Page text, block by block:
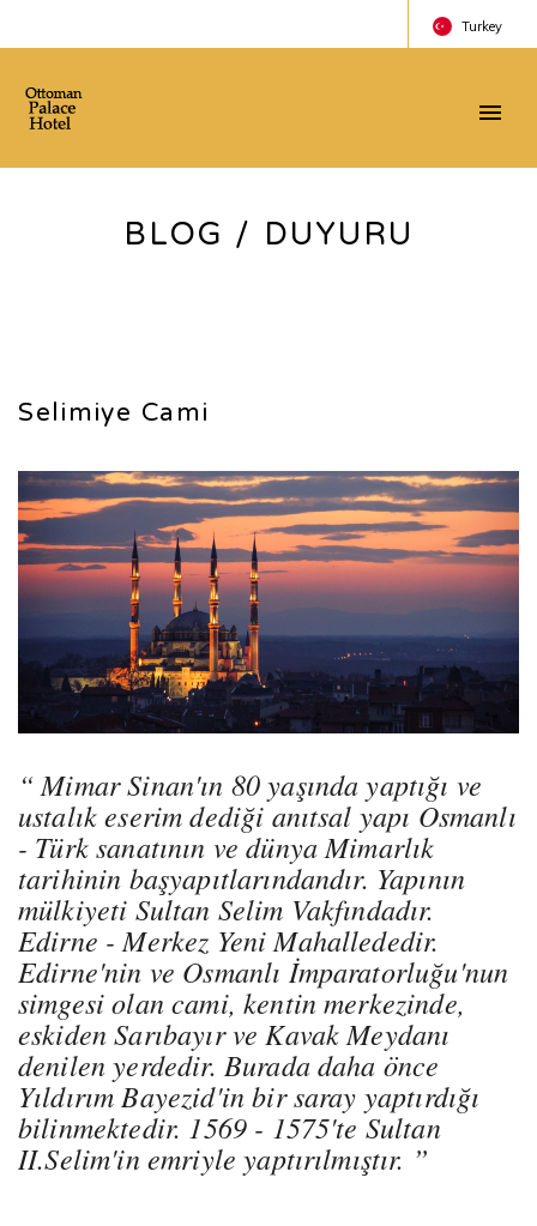
Turkey
BLOG / DUYURU
Selimiye Cami
“ Mimar Sinan'ın 80 yaşında yaptığı ve
ustalık eserim dediği anıtsal yapı Osmanlı
- Türk sanatının ve dünya Mimarlık
tarihinin başyapıtlarındandır. Yapının
mülkiyeti Sultan Selim Vakfındadır.
Edirne - Merkez Yeni Mahallededir.
Edirne'nin ve Osmanlı İmparatorluğu'nun
simgesi olan cami, kentin merkezinde,
eskiden Sarıbayır ve Kavak Meydanı
denilen yerdedir. Burada daha önce
Yıldırım Bayezid'in bir saray yaptırdığı
bilinmektedir. 1569 - 1575'te Sultan
II.Selim'in emriyle yaptırılmıştır. ”